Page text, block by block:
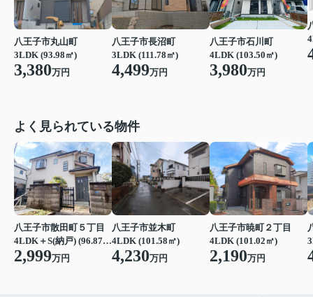
八王子市丸山町
3LDK (93.98㎡)
3,380万円
八王子市長沼町
3LDK (111.78㎡)
4,499万円
八王子市石川町
4LDK (103.50㎡)
3,980万円
よく見られている物件
八王子市散田町５丁目
4LDK＋S(納戸) (96.87㎡)
2,999万円
八王子市並木町
4LDK (101.58㎡)
4,230万円
八王子市暁町２丁目
4LDK (101.02㎡)
2,190万円